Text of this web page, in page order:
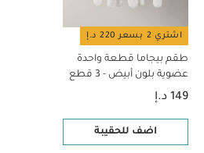
اشتري 2 بسعر 220 د.إ
طقم بيجاما قطعة واحدة
عضوية بلون أبيض - 3 قطع
149 د.إ
اضف للحقيبة